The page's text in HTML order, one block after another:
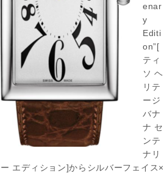
enar
y
Editi
on”[
ティ
ソ ヘ
リテ
ージ
バナ
ナ セ
ンテ
ナリ
ー エディション]からシルバーフェイス×